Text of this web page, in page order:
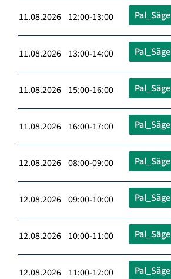
11.08.2026 12:00-13:00 Pal_Säge
11.08.2026 13:00-14:00 Pal_Säge
11.08.2026 15:00-16:00 Pal_Säge
11.08.2026 16:00-17:00 Pal_Säge
12.08.2026 08:00-09:00 Pal_Säge
12.08.2026 09:00-10:00 Pal_Säge
12.08.2026 10:00-11:00 Pal_Säge
12.08.2026 11:00-12:00 Pal_Säge